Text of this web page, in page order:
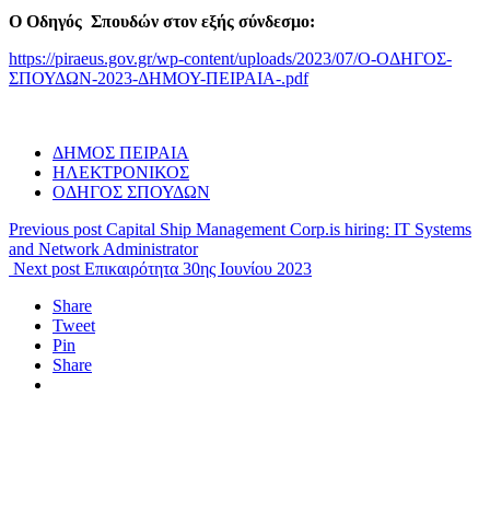
Ο Οδηγός Σπουδών στον εξής σύνδεσμο:
https://piraeus.gov.gr/wp-content/uploads/2023/07/Ο-ΟΔΗΓΟΣ-
ΣΠΟΥΔΩΝ-2023-ΔΗΜΟΥ-ΠΕΙΡΑΙΑ-.pdf
ΔΗΜΟΣ ΠΕΙΡΑΙΑ
ΗΛΕΚΤΡΟΝΙΚΟΣ
ΟΔΗΓΟΣ ΣΠΟΥΔΩΝ
Previous post Capital Ship Management Corp.is hiring: IT Systems
and Network Administrator
Next post Επικαιρότητα 30ης Ιουνίου 2023
Share
Tweet
Pin
Share